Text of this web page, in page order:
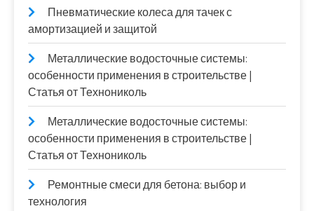
Пневматические колеса для тачек с
амортизацией и защитой
Металлические водосточные системы:
особенности применения в строительстве |
Статья от Технониколь
Металлические водосточные системы:
особенности применения в строительстве |
Статья от Технониколь
Ремонтные смеси для бетона: выбор и
технология